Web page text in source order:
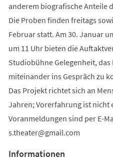
anderem biografische Anteile
Die Proben finden freitags
Februar statt. Am 30. Januar
um 11 Uhr bieten die
Studiobühne Gelegenheit,
miteinander ins Gespräch zu
Das Projekt richtet sich an
Jahren; Vorerfahrung ist
Voranmeldungen sind per E-
s.theater
gmail com
Informationen